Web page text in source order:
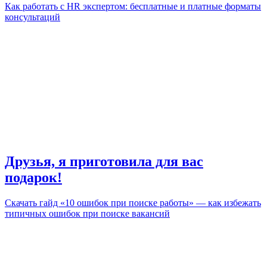
Как работать с HR экспертом: бесплатные и платные форматы
консультаций
Друзья, я приготовила для вас
подарок!
Скачать гайд «10 ошибок при поиске работы» — как избежать
типичных ошибок при поиске вакансий